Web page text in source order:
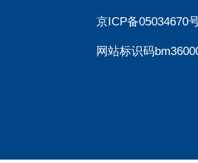
京ICP备05034670
网站标识码